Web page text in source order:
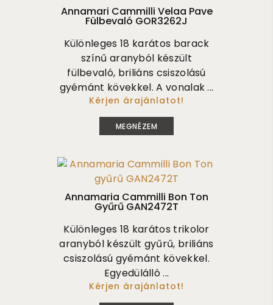
Annamari Cammilli Velaa Pave
Fülbevaló GOR3262J
Különleges 18 karátos barack
színű aranyból készült
fülbevaló, briliáns csiszolású
gyémánt kövekkel. A vonalak ...
Kérjen árajánlatot!
MEGNÉZEM
Annamaria Cammilli Bon Ton
Gyűrű GAN2472T
Különleges 18 karátos trikolor
aranyból készült gyűrű, briliáns
csiszolású gyémánt kövekkel.
Egyedülálló ...
Kérjen árajánlatot!